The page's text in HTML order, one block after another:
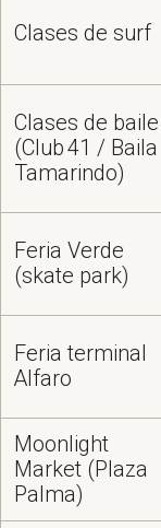
Clases de surf
Clases de baile
(Club 41 / Baila
Tamarindo)
Feria Verde
(skate park)
Feria terminal
Alfaro
Moonlight
Market (Plaza
Palma)